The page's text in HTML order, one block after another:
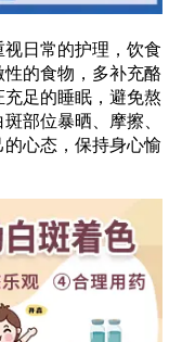
日常的护理，饮食
性的食物，多补充酪
足的睡眠，避免熬
部位暴晒、摩擦、
心态，保持身心愉